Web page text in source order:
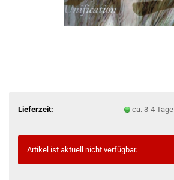
Lieferzeit: ca. 3-4 Tage
Artikel ist aktuell nicht verfügbar.